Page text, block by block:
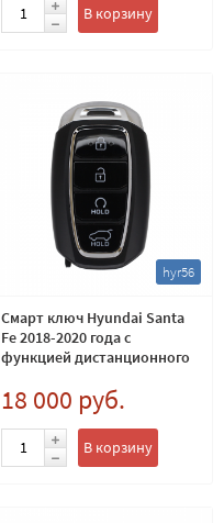
В корзину
hyr56
Смарт ключ Hyundai Santa
Fe 2018-2020 года с
функцией дистанционного
18 000 руб.
В корзину